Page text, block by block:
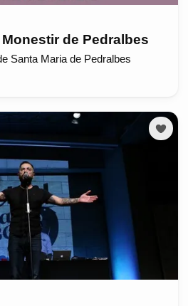
de Pedralbes
Santa Maria de Pedralbes